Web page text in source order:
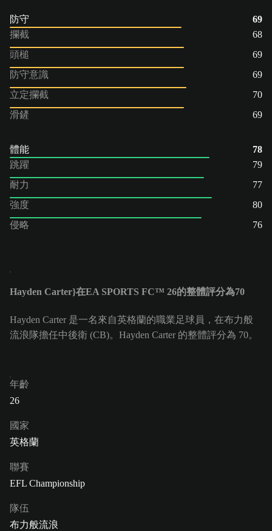
防守
69
攔截
68
頭槌
69
防守意識
69
立定攔截
70
滑鏟
69
體能
78
跳躍
79
耐力
77
強度
80
侵略
76
Hayden Carter}在EA SPORTS FC™ 26的整體評分為70
Hayden Carter 是一名來自英格蘭的職業足球員，在布力般
流浪隊擔任中後衛 (CB)。Hayden Carter 的整體評分為 70。
年齡
26
國家
英格蘭
聯賽
EFL Championship
隊伍
布力般流浪